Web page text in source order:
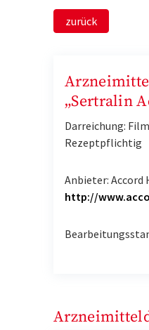
zurück
„Sertralin
Darreichung:
Rezeptpflichtig
Anbieter: Accord
http://